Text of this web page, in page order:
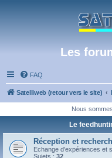
Les
FAQ
Satelliweb (retour vers le site)
Nous
Le
Réception et
Echange d'expériences et
Sujets : 32